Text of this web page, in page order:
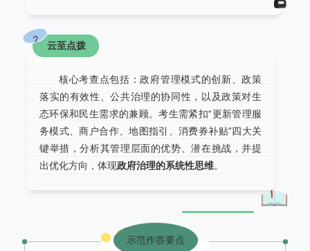
2
云至点拨
核心考查点包括：政府管理模式的创新、政策
落实的有效性、公共治理的协同性，以及政策对生
态环保和民生需求的兼顾。考生需紧扣“更新管理服
务模式、商户合作、地图指引、消费券补贴”四大关
键举措，分析其管理层面的优势、潜在挑战，并提
出优化方向，体现政府治理的系统性思维。
示范作答要点